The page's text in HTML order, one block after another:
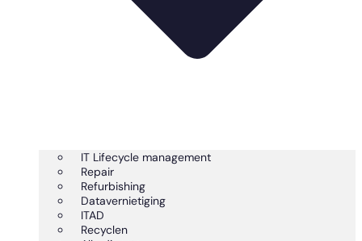
IT Lifecycle management
Repair
Refurbishing
Datavernietiging
ITAD
Recyclen